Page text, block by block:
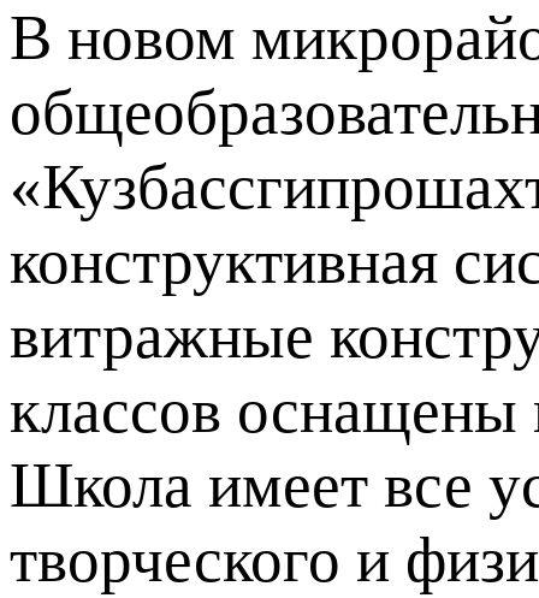
В новом
конструктивная
витражные
классов
Школа имеет все
творческого и